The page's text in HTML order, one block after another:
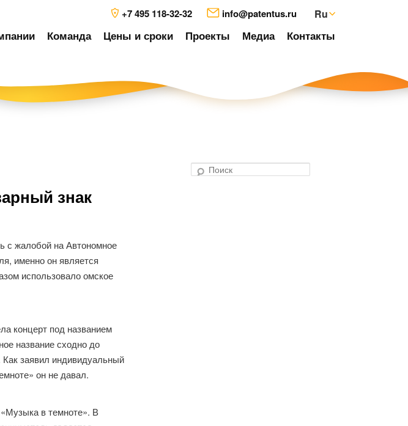
+7 495 118-32-32 info@patentus.ru Ru
Команда Цены и сроки Проекты Медиа Контакты
знак
с жалобой на Автономное
именно он является
использовало омское
концерт под названием
название сходно до
Как заявил индивидуальный
он не давал.
в темноте». В